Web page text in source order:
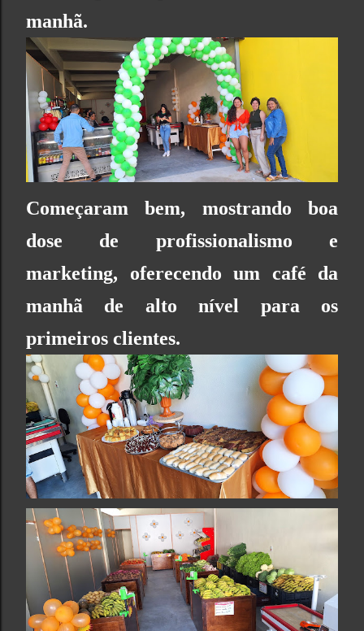
manhã.
Começaram bem, mostrando boa
dose de profissionalismo e
marketing, oferecendo um café da
manhã de alto nível para os
primeiros clientes.